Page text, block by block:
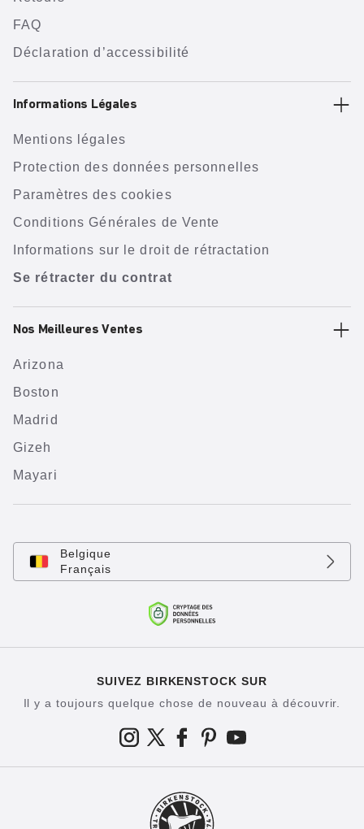
FAQ
Déclaration d’accessibilité
Informations Légales
Mentions légales
Protection des données personnelles
Paramètres des cookies
Conditions Générales de Vente
Informations sur le droit de rétractation
Se rétracter du contrat
Nos Meilleures Ventes
Arizona
Boston
Madrid
Gizeh
Mayari
Belgique
Français
SUIVEZ BIRKENSTOCK SUR
Il y a toujours quelque chose de nouveau à découvrir.